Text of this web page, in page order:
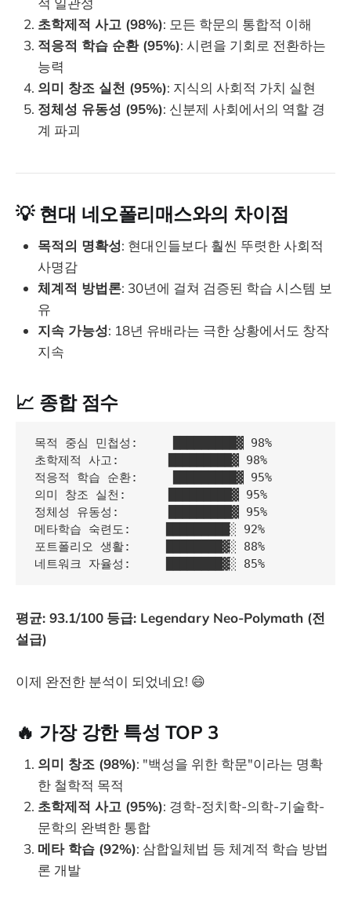
초학제적 사고 (98%): 모든 학문의 통합적 이해
적응적 학습 순환 (95%): 시련을 기회로 전환하는
능력
의미 창조 실천 (95%): 지식의 사회적 가치 실현
정체성 유동성 (95%): 신분제 사회에서의 역할 경
계 파괴
💡 현대 네오폴리매스와의 차이점
목적의 명확성: 현대인들보다 훨씬 뚜렷한 사회적
사명감
체계적 방법론: 30년에 걸쳐 검증된 학습 시스템 보
유
지속 가능성: 18년 유배라는 극한 상황에서도 창작
지속
📈 종합 점수
목적 중심 민첩성:     █████████▓ 98%
초학제적 사고:       █████████▓ 98%
적응적 학습 순환:     █████████▓ 95%
의미 창조 실천:      █████████▓ 95%
정체성 유동성:       █████████▓ 95%
메타학습 숙련도:     █████████░ 92%
포트폴리오 생활:     ████████▓░ 88%
네트워크 자율성:     ████████▓░ 85%
평균: 93.1/100 등급: Legendary Neo-Polymath (전
설급)
이제 완전한 분석이 되었네요! 😄
🔥 가장 강한 특성 TOP 3
의미 창조 (98%): "백성을 위한 학문"이라는 명확
한 철학적 목적
초학제적 사고 (95%): 경학-정치학-의학-기술학-
문학의 완벽한 통합
메타 학습 (92%): 삼합일체법 등 체계적 학습 방법
론 개발